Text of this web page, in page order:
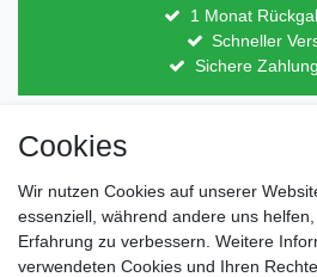
1 Monat
Schneller
Sichere
Direkt vom Hersteller
Lagerware
Cookies
Wir nutzen Cookies auf unserer
essenziell, während andere uns
Erfahrung zu verbessern. Weitere
verwendeten Cookies und Ihren